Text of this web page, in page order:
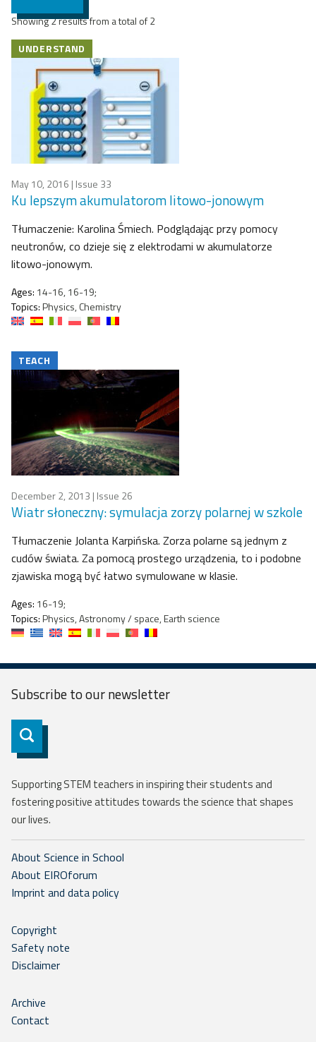
Showing 2 results from a total of 2
UNDERSTAND
May 10, 2016 | Issue 33
Ku lepszym akumulatorom litowo-jonowym
Tłumaczenie: Karolina Śmiech. Podglądając przy pomocy
neutronów, co dzieje się z elektrodami w akumulatorze
litowo-jonowym.
Ages: 14-16, 16-19;
Topics:Physics, Chemistry
TEACH
December 2, 2013 | Issue 26
Wiatr słoneczny: symulacja zorzy polarnej w szkole
Tłumaczenie Jolanta Karpińska. Zorza polarne są jednym z
cudów świata. Za pomocą prostego urządzenia, to i podobne
zjawiska mogą być łatwo symulowane w klasie.
Ages: 16-19;
Topics:Physics, Astronomy / space, Earth science
Subscribe to ournewsletter
Subscribe
Supporting STEM teachers in inspiring their students and
fostering positive attitudes towards the science that shapes
our lives.
About Science in School
About EIROforum
Imprint and data policy
Copyright
Safety note
Disclaimer
Archive
Contact